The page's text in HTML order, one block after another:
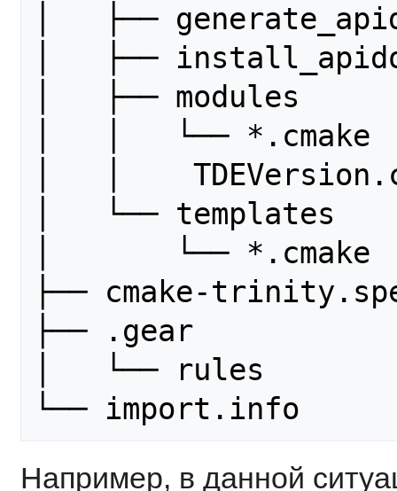
│   ├──
│   ├──
│   ├── modules
│   │   └── *.cmake
│   │
│   └── templates
│       └── *.cmake
├── cmake-
├── .gear
│   └── rules
Например, в данной